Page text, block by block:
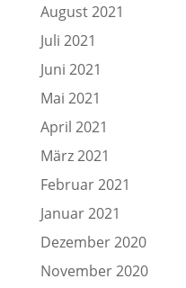
August 2021
Juli 2021
Juni 2021
Mai 2021
April 2021
März 2021
Februar 2021
Januar 2021
Dezember 2020
November 2020